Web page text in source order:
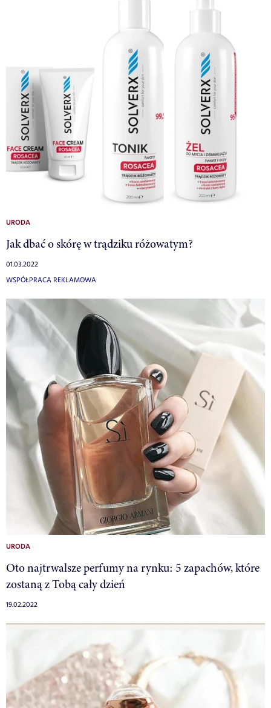
URODA
Jak dbać o skórę w trądziku różowatym?
01.03.2022
WSPÓŁPRACA REKLAMOWA
URODA
Oto najtrwalsze perfumy na rynku: 5 zapachów, które
zostaną z Tobą cały dzień
19.02.2022